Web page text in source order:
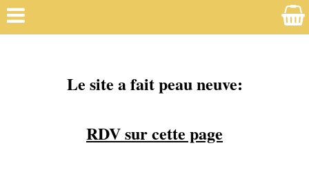
Le site a fait peau neuve:
RDV sur cette page